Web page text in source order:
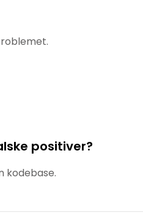
positiver?
kodebase.